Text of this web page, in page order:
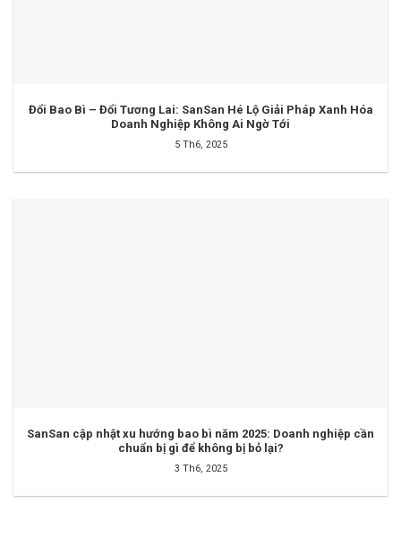
Đổi Bao Bì – Đổi Tương Lai: SanSan Hé Lộ Giải Pháp Xanh Hóa
Doanh Nghiệp Không Ai Ngờ Tới
5 Th6, 2025
SanSan cập nhật xu hướng bao bì năm 2025: Doanh nghiệp cần
chuẩn bị gì để không bị bỏ lại?
3 Th6, 2025